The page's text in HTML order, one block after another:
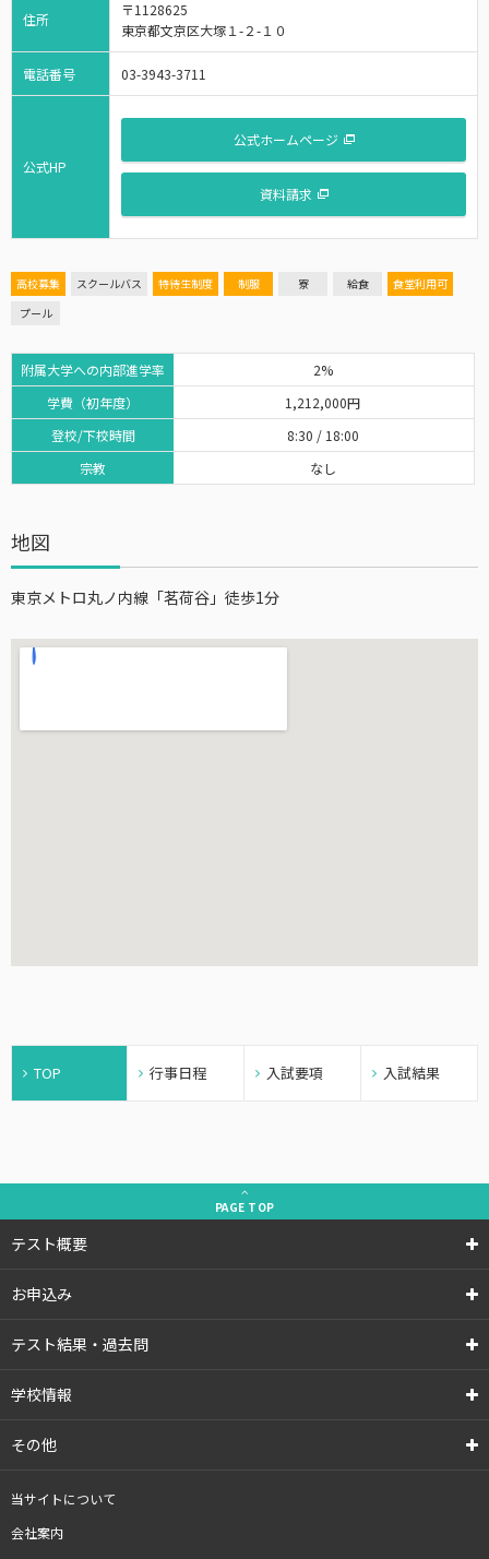
住所
〒1128625
東京都文京区大塚１-２-１０
電話番号 03-3943-3711
公式HP
公式ホームページ
資料請求
高校募集 スクールバス 特待生制度 制服 寮 給食
食堂利用可
プール
附属大学への内部進学率
学費（初年度）
登校/下校時間
宗教
2%
1,212,000円
8:30 / 18:00
なし
地図
東京メトロ丸ノ内線「茗荷谷」徒歩1分
TOP 行事日程 入試要項 入試結果
PAGE TOP
テスト概要
お申込み
テスト結果・過去問
学校情報
その他
当サイトについて
会社案内